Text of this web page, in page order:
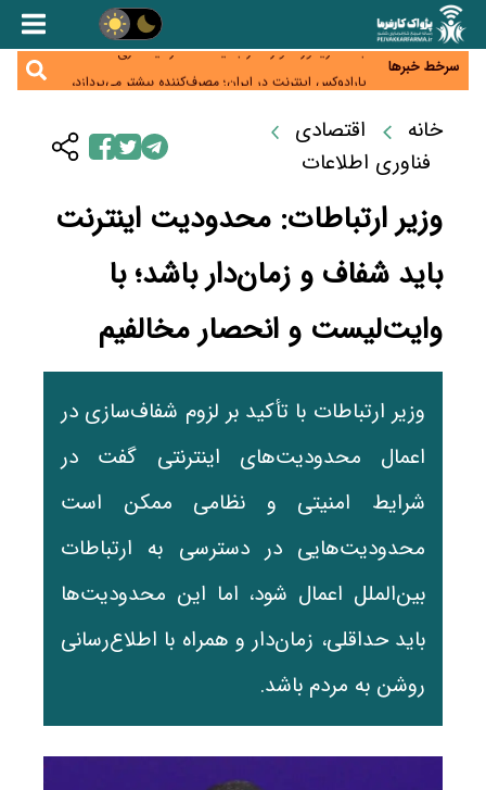
سرخط خبرها
زائران اربعین نگران ارز باقی‌مانده نباشند؛ خرید دینار در
جنگ کریدورها وارد فاز جدید شد؛ سرمایه‌گذاری ۳۴۵
میلیارد دلاری اوراسیا تا ۲۰۳۵
پارادوکس اینترنت در ایران؛ مصرف‌کننده بیشتر می‌پردازد،
شبکه کمتر توسعه می‌یابد
جدید سیاست‌های مالیاتی در حمایت از تولید
معمای تأمین ۸۰ همت معوقات بازنشستگان؛ بانک رفاه
وارد میدان شد
خانه
اقتصادی
فناوری اطلاعات
وزیر ارتباطات: محدودیت اینترنت
باید شفاف و زمان‌دار باشد؛ با
وایت‌لیست و انحصار مخالفیم
وزیر ارتباطات با تأکید بر لزوم شفاف‌سازی در
اعمال محدودیت‌های اینترنتی گفت در
شرایط امنیتی و نظامی ممکن است
محدودیت‌هایی در دسترسی به ارتباطات
بین‌الملل اعمال شود، اما این محدودیت‌ها
باید حداقلی، زمان‌دار و همراه با اطلاع‌رسانی
روشن به مردم باشد.